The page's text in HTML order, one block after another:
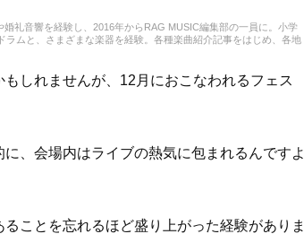
礼音響を経験し、2016年からRAG MUSIC編集部の一員に。小学
ムと、さまざまな楽器を経験。各種楽曲紹介記事をはじめ、各地
しれませんが、12月におこなわれるフェス
、会場内はライブの熱気に包まれるんですよ
ことを忘れるほど盛り上がった経験がありま